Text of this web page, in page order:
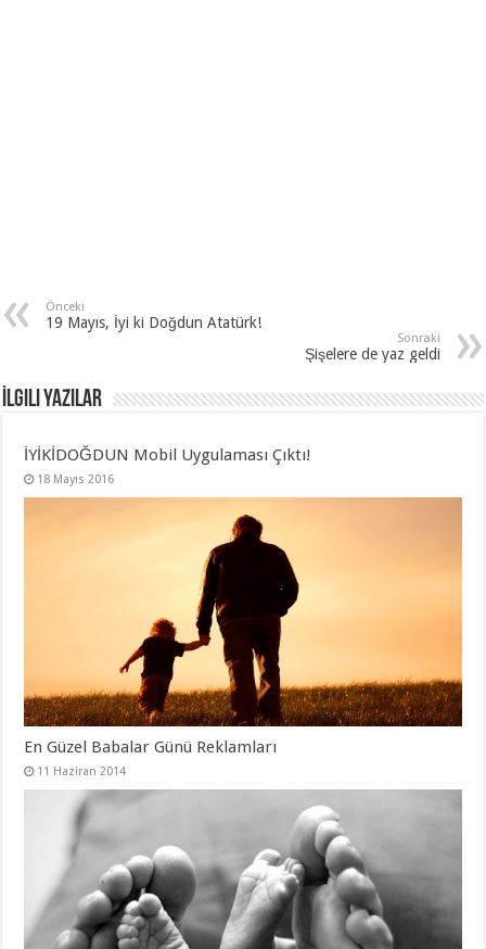
Önceki
19 Mayıs, İyi ki Doğdun Atatürk!
Sonraki
Şişelere de yaz geldi
İlgili Yazılar
İYİKİDOĞDUN Mobil Uygulaması Çıktı!
18 Mayıs 2016
En Güzel Babalar Günü Reklamları
11 Haziran 2014